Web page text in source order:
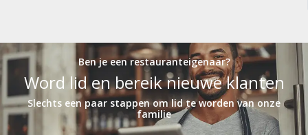
Ben je een restauranteigenaar?
Word lid en bereik nieuwe klanten
Slechts een paar stappen om lid te worden van onze
familie